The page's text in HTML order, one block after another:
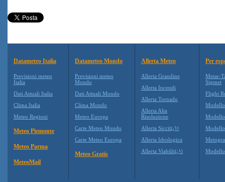
Datameteo Italia
Previsioni meteo
Italia
Dati Attuali Italia
Clima Italia
Meteo Regioni
Meteo Piemonte
Meteo Parma
MeteoMail
Datameteo Mondo
Previsioni meteo
Mondo
Dati Attuali Mondo
Clima Mondo
Meteo Europa
Carte Meteo Mondo
Carte Meteo Europa
Meteo Gratis
Allerta Meteo
Allerta Grandine
Allerta Incendi
Allerta Tornado
Allerta Alta
Risoluzione
Allerta Siccitï¿½
Allerta Idrologica
Allerta Viabilitï¿½
Per
Metar-
Sigmet
Flight
Modello